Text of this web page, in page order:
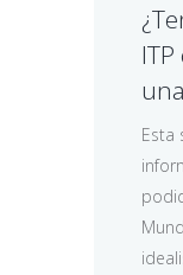
Esta